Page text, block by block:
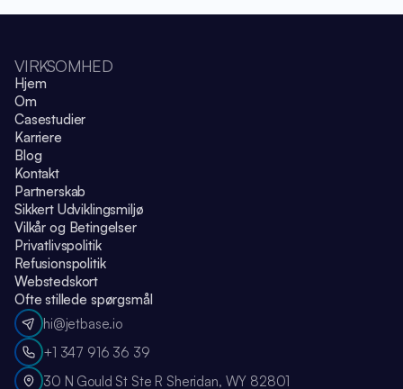
VIRKSOMHED
Hjem
Om
Casestudier
Karriere
Blog
Kontakt
Partnerskab
Sikkert Udviklingsmiljø
Vilkår og Betingelser
Privatlivspolitik
Refusionspolitik
Webstedskort
Ofte stillede spørgsmål
hi@jetbase.io
+1 347 916 36 39
30 N Gould St Ste R Sheridan, WY 82801